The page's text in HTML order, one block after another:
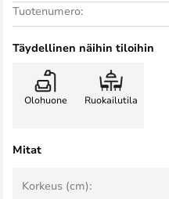
Tuotenumero:
Täydellinen näihin tiloihin
Olohuone Ruokailutila
Mitat
Korkeus (cm):